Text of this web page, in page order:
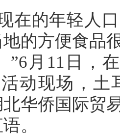
的年轻人口
的方便食品
”6月11日，
动现场，土
华侨国际贸
。